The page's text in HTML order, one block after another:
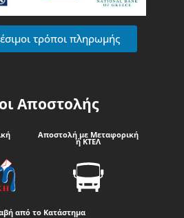
τρόποι πληρωμής
Αποστολής
Αποστολή με Μεταφορική
ή ΚΤΕΛ
από το Κατάστημα